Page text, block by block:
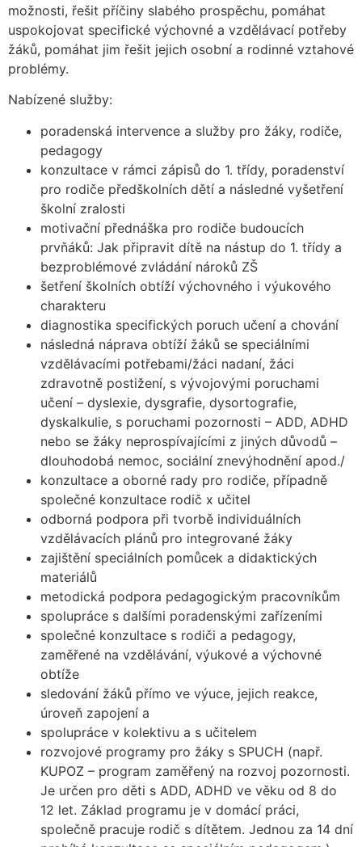
možnosti, řešit příčiny slabého prospěchu, pomáhat
uspokojovat specifické výchovné a vzdělávací potřeby
žáků, pomáhat jim řešit jejich osobní a rodinné vztahové
problémy.
Nabízené služby:
poradenská intervence a služby pro žáky, rodiče,
pedagogy
konzultace v rámci zápisů do 1. třídy, poradenství
pro rodiče předškolních dětí a následné vyšetření
školní zralosti
motivační přednáška pro rodiče budoucích
prvňáků: Jak připravit dítě na nástup do 1. třídy a
bezproblémové zvládání nároků ZŠ
šetření školních obtíží výchovného i výukového
charakteru
diagnostika specifických poruch učení a chování
následná náprava obtíží žáků se speciálními
vzdělávacími potřebami/žáci nadaní, žáci
zdravotně postižení, s vývojovými poruchami
učení – dyslexie, dysgrafie, dysortografie,
dyskalkulie, s poruchami pozornosti – ADD, ADHD
nebo se žáky neprospívajícími z jiných důvodů –
dlouhodobá nemoc, sociální znevýhodnění apod./
konzultace a oborné rady pro rodiče, případně
společné konzultace rodič x učitel
odborná podpora při tvorbě individuálních
vzdělávacích plánů pro integrované žáky
zajištění speciálních pomůcek a didaktických
materiálů
metodická podpora pedagogickým pracovníkům
spolupráce s dalšími poradenskými zařízeními
společné konzultace s rodiči a pedagogy,
zaměřené na vzdělávání, výukové a výchovné
obtíže
sledování žáků přímo ve výuce, jejich reakce,
úroveň zapojení a
spolupráce v kolektivu a s učitelem
rozvojové programy pro žáky s SPUCH (např.
KUPOZ – program zaměřený na rozvoj pozornosti.
Je určen pro děti s ADD, ADHD ve věku od 8 do
12 let. Základ programu je v domácí práci,
společně pracuje rodič s dítětem. Jednou za 14 dní